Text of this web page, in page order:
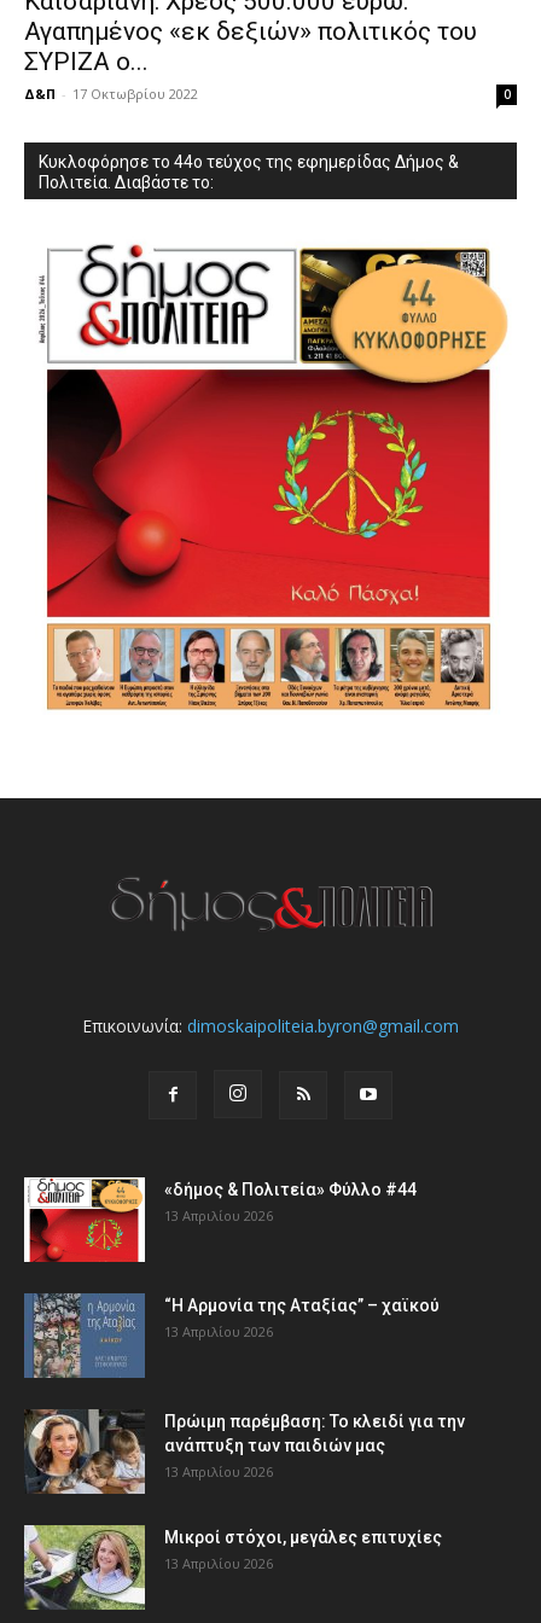
Αγαπημένος «εκ δεξιών» πολιτικός του
ΣΥΡΙΖΑ ο...
Δ&Π - 17 Οκτωβρίου 2022 0
Κυκλοφόρησε το 44ο τεύχος της εφημερίδας Δήμος &
Πολιτεία. Διαβάστε το:
Επικοινωνία: dimoskaipoliteia.byron@gmail.com
«δήμος & Πολιτεία» Φύλλο #44
13 Απριλίου 2026
“Η Αρμονία της Αταξίας” – χαϊκού
13 Απριλίου 2026
Πρώιμη παρέμβαση: Το κλειδί για την
ανάπτυξη των παιδιών µας
13 Απριλίου 2026
Μικροί στόχοι, μεγάλες επιτυχίες
13 Απριλίου 2026